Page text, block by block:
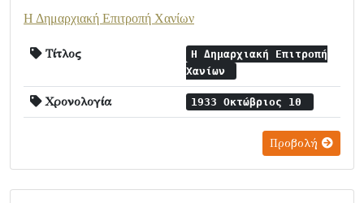
Η Δημαρχιακή Επιτροπή Χανίων
Τίτλος
Η Δημαρχιακή Επιτροπή
Χανίων
Χρονολογία 1933 Οκτώβριος 10
Προβολή